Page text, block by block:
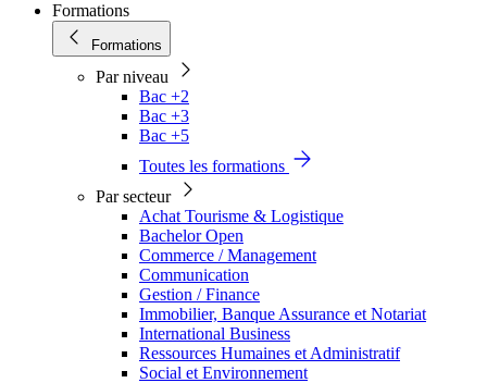
Formations
Formations
Par niveau
Bac +2
Bac +3
Bac +5
Toutes les formations
Par secteur
Achat Tourisme & Logistique
Bachelor Open
Commerce / Management
Communication
Gestion / Finance
Immobilier, Banque Assurance et Notariat
International Business
Ressources Humaines et Administratif
Social et Environnement